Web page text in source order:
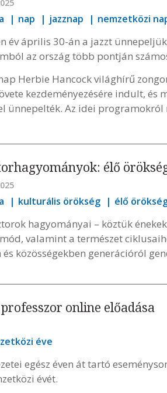
nap jazznap nemzetközi
év április 30-án a jazzt
az ország több pontján
Herbie Hancock világhírű
kezdeményezésére indult, és
ünnepelték. Az idei programokról
élő
kulturális örökség élő
hagyományai – köztük
valamint a természet
közösségekben generációról
online előadása
éve
egész éven át tartó
évét.